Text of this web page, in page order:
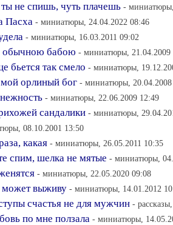
не спишь, чуть плачешь -
Пасха - миниатюры, 24.04.2022 08:46
- миниатюры, 16.03.2011 09:02
обычною бабою - миниатюры, 21.04.2009
бьется так смело - миниатюры,
орлиный бог - миниатюры, 20.04.2008
- миниатюры, 22.06.2009 12:49
сандалики - миниатюры,
08.10.2001 13:50
какая - миниатюры, 26.05.2011 10:35
спим, шелка не мятые - миниатюры,
- миниатюры, 22.05.2020 09:08
может выживу - миниатюры, 14.01.2012
счастья не для мужчин -
по мне ползала - миниатюры,